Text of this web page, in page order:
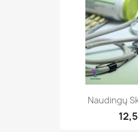
Naudingų